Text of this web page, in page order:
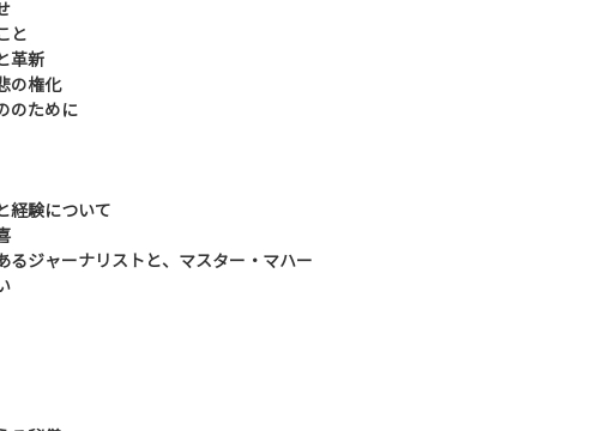
と
革新
の権化
のために
経験について
るジャーナリストと、マスター・マハー